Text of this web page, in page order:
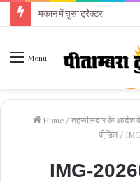
मकान में घुसा ट्रैक्टर
Menu
Home / तहसीलदार के आदेश के
पीडि़त /
IMG-